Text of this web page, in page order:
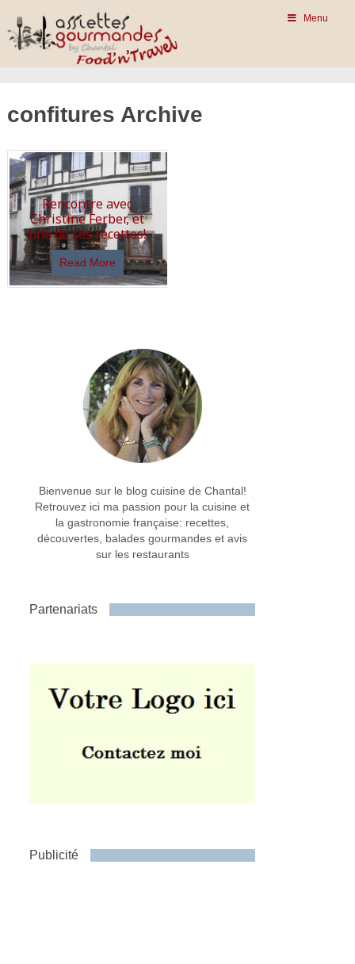
Menu
confitures Archive
Rencontre avec
Christine Ferber, et
une de ses recettes!
Read More
Bienvenue sur le blog cuisine de Chantal!
Retrouvez ici ma passion pour la cuisine et
la gastronomie française: recettes,
découvertes, balades gourmandes et avis
sur les restaurants
Partenariats
Publicité